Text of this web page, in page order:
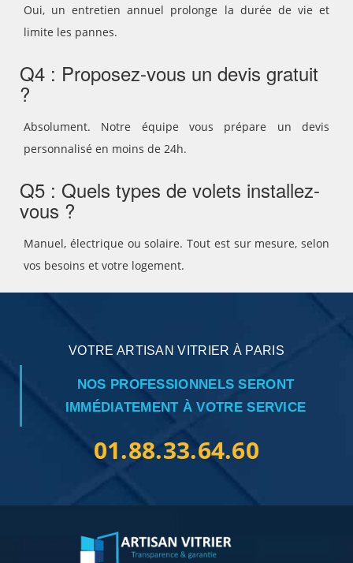
Oui, un entretien annuel prolonge la durée de vie et
limite les pannes.
Q4 : Proposez-vous un devis gratuit
?
Absolument. Notre équipe vous prépare un devis
personnalisé en moins de 24h.
Q5 : Quels types de volets installez-
vous ?
Manuel, électrique ou solaire. Tout est sur mesure, selon
vos besoins et votre logement.
VOTRE ARTISAN VITRIER À PARIS
NOS PROFESSIONNELS SERONT
IMMÉDIATEMENT À VOTRE SERVICE
01.88.33.64.60